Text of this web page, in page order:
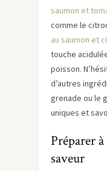
saumon et
comme le
au saumon et
touche
poisson.
d’autres
grenade ou le
uniques et
Préparer
saveur